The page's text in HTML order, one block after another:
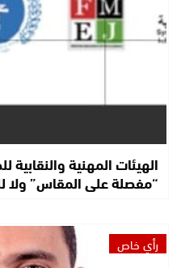
الهيئات المهنية والنقابية
“مفصلة على المقاس”
رأي خاص